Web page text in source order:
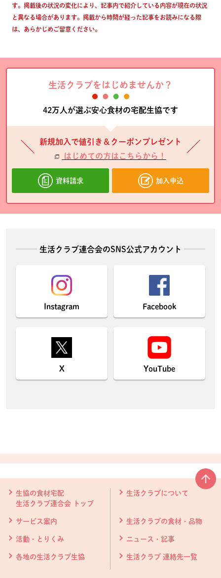
す。掲載後の状況の変化により、記事内で紹介している内容が現在の状況
と異なる場合があります。掲載から時間が経った記事をお読みになる際
は、あらかじめご留意ください。
生活クラブをはじめませんか？
42万人が選ぶ安心食材の宅配生協です
新規加入で値引き＆クーポンプレゼント
はじめての方はこちらから！
資料請求 加入申込
生活クラブ連合会のSNS公式アカウント
Instagram Facebook
X YouTube
生協の食材宅配
生活クラブ連合会 トップ
生活クラブについて
サービス案内 生活クラブの食材・品物
活動・とりくみ ニュース・記事
各地の生活クラブ生協 生活クラブ 連絡先一覧